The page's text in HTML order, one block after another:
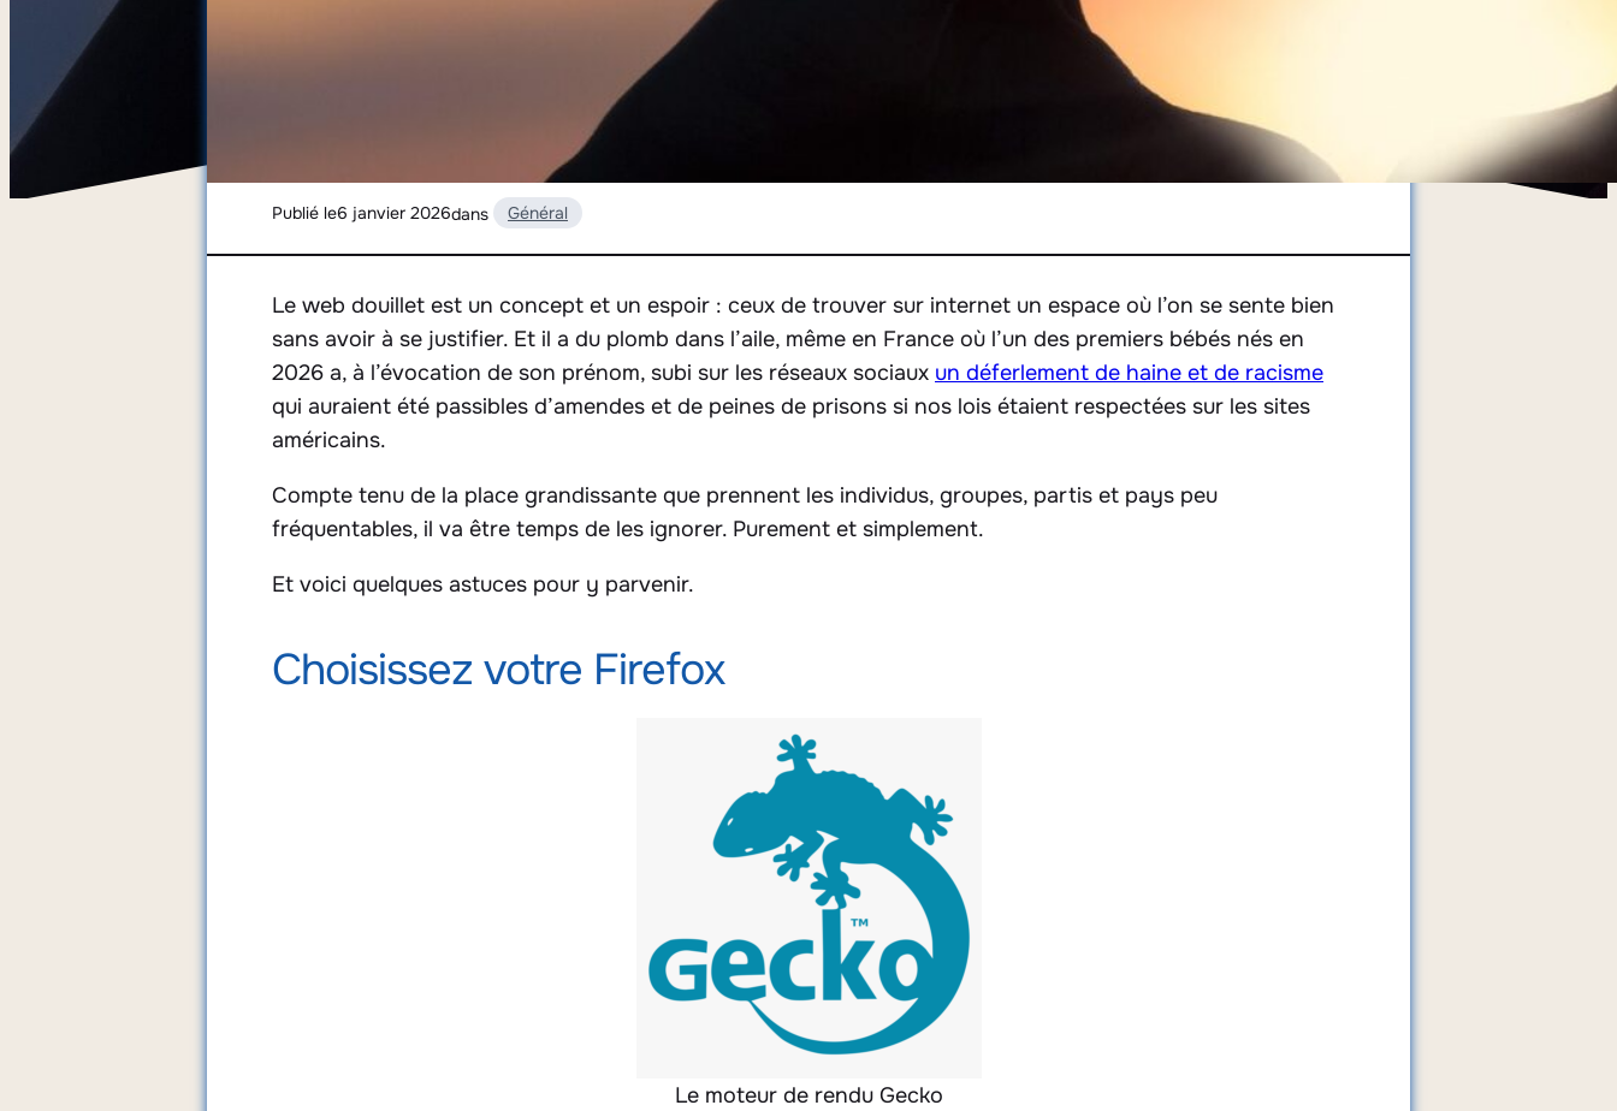
Publié le6 janvier 2026dans Général
Le web douillet est un concept et un espoir : ceux de trouver sur internet un espace où l’on se sente bien
sans avoir à se justifier. Et il a du plomb dans l’aile, même en France où l’un des premiers bébés nés en
2026 a, à l’évocation de son prénom, subi sur les réseaux sociaux un déferlement de haine et de racisme
qui auraient été passibles d’amendes et de peines de prisons si nos lois étaient respectées sur les sites
américains.
Compte tenu de la place grandissante que prennent les individus, groupes, partis et pays peu
fréquentables, il va être temps de les ignorer. Purement et simplement.
Et voici quelques astuces pour y parvenir.
Choisissez votre Firefox
Le moteur de rendu Gecko